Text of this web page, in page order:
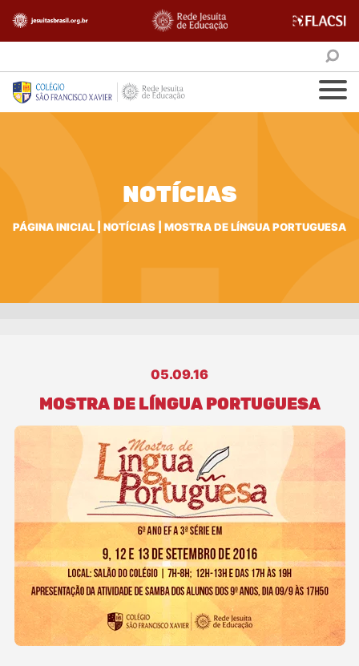
NOTÍCIAS
PÁGINA INICIAL NOTÍCIAS MOSTRA DE LÍNGUA PORTUGUESA
05.09.16
MOSTRA DE LÍNGUA PORTUGUESA